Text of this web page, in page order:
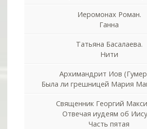
Иеромонах Роман.
Ганна
Татьяна Басалаева.
Нити
Архимандрит Иов
Была ли грешницей Мария
Священник Георгий
Отвечая иудеям об
Часть пятая